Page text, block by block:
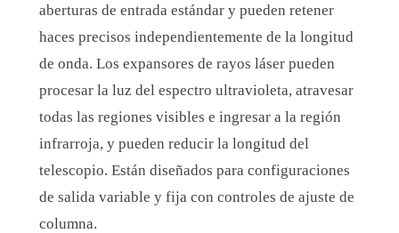
aberturas de entrada estándar y pueden retener
haces precisos independientemente de la longitud
de onda. Los expansores de rayos láser pueden
procesar la luz del espectro ultravioleta, atravesar
todas las regiones visibles e ingresar a la región
infrarroja, y pueden reducir la longitud del
telescopio. Están diseñados para configuraciones
de salida variable y fija con controles de ajuste de
columna.